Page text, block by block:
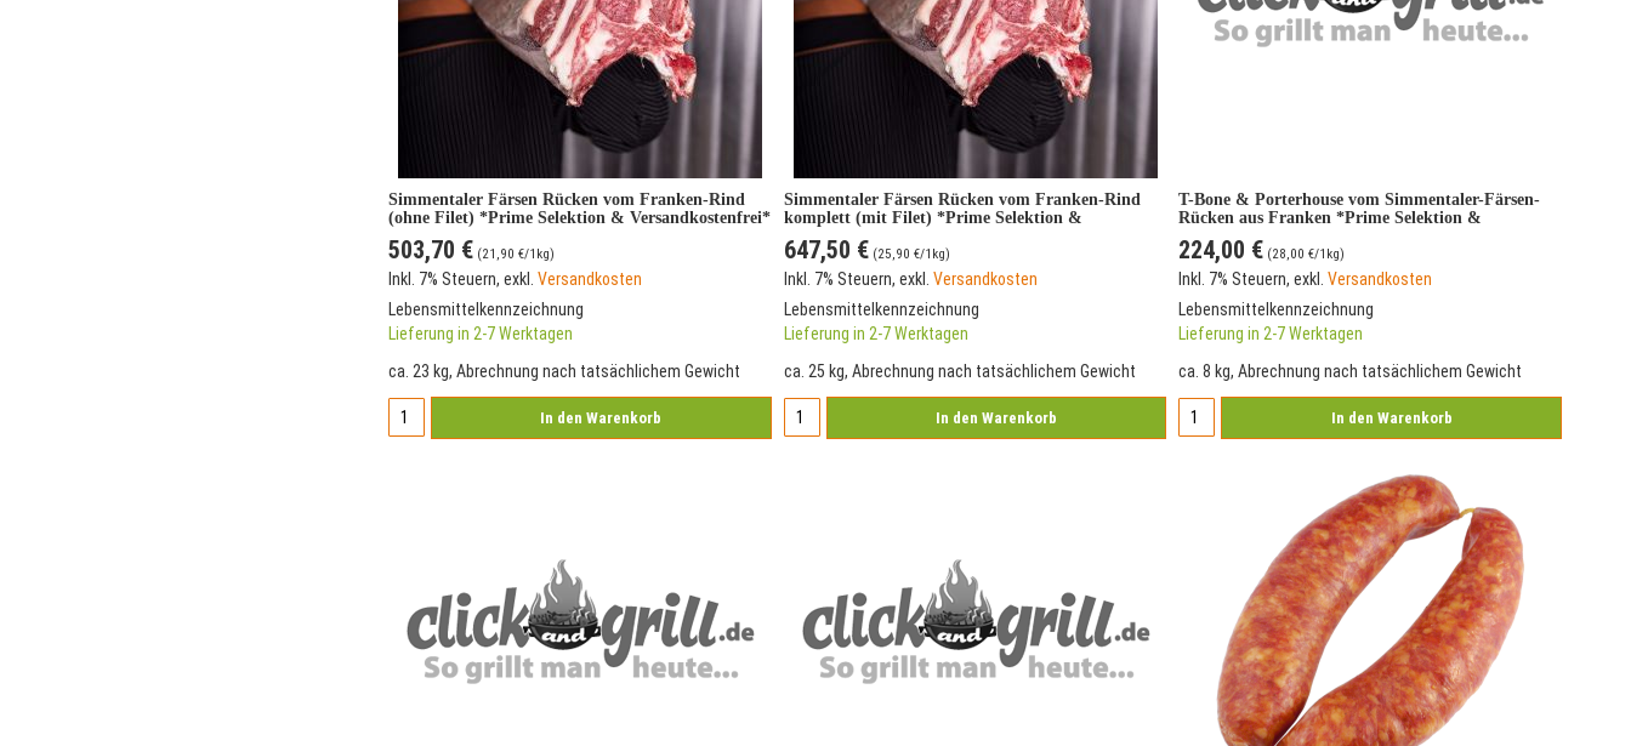
Simmentaler Färsen Rücken vom Franken-Rind
(ohne Filet) *Prime Selektion & Versandkostenfrei*
503,70 € (21,90 €/1kg)
Inkl. 7% Steuern,exkl.Versandkosten
Lebensmittelkennzeichnung
Lieferung in 2-7 Werktagen
ca. 23 kg, Abrechnung nach tatsächlichem Gewicht
In den Warenkorb
Simmentaler Färsen Rücken vom Franken-Rind
komplett (mit Filet) *Prime Selektion &
Versandkostenfrei*
647,50 € (25,90 €/1kg)
Inkl. 7% Steuern, exkl. Versandkosten
Lebensmittelkennzeichnung
Lieferung in 2-7 Werktagen
ca. 25 kg, Abrechnung nach tatsächlichem Gewicht
In den Warenkorb
T-Bone & Porterhouse vom Simmentaler-Färsen-
Rücken aus Franken *Prime Selektion &
Versandkostenfrei*
224,00 € (28,00 €/1kg)
Inkl. 7% Steuern,exkl.Versandkosten
Lebensmittelkennzeichnung
Lieferung in 2-7 Werktagen
ca. 8 kg, Abrechnung nach tatsächlichem Gewicht
In den Warenkorb